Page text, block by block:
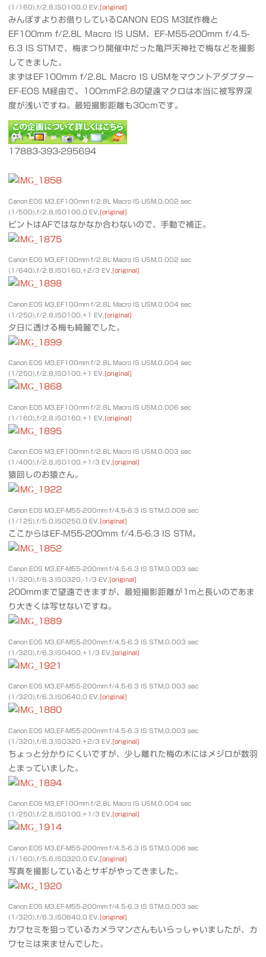
(1/160),f/2.8,ISO100,0 EV, [original]
みんぽすよりお借りしているCANON EOS M3試作機と
EF100mm f/2.8L Macro IS USM、EF-M55-200mm f/4.5-
6.3 IS STMで、梅まつり開催中だった亀戸天神社で梅などを撮影
してきました。
まずはEF100mm f/2.8L Macro IS USMをマウントアダプター
EF-EOS M経由で。100mmF2.8の望遠マクロは本当に被写界深
度が浅いですね。最短撮影距離も30cmです。
17883-393-295694
Canon EOS M3,EF100mm f/2.8L Macro IS USM,0.002 sec
(1/500),f/2.8,ISO100,0 EV, [original]
ピントはAFではなかなか合わないので、手動で補正。
Canon EOS M3,EF100mm f/2.8L Macro IS USM,0.002 sec
(1/640),f/2.8,ISO160,+2/3 EV, [original]
Canon EOS M3,EF100mm f/2.8L Macro IS USM,0.004 sec
(1/250),f/2.8,ISO100,+1 EV, [original]
夕日に透ける梅も綺麗でした。
Canon EOS M3,EF100mm f/2.8L Macro IS USM,0.004 sec
(1/250),f/2.8,ISO100,+1 EV, [original]
Canon EOS M3,EF100mm f/2.8L Macro IS USM,0.006 sec
(1/160),f/2.8,ISO160,+1 EV, [original]
Canon EOS M3,EF100mm f/2.8L Macro IS USM,0.003 sec
(1/400),f/2.8,ISO100,+1/3 EV, [original]
猿回しのお猿さん。
Canon EOS M3,EF-M55-200mm f/4.5-6.3 IS STM,0.008 sec
(1/125),f/5.0,ISO250,0 EV, [original]
ここからはEF-M55-200mm f/4.5-6.3 IS STM。
Canon EOS M3,EF-M55-200mm f/4.5-6.3 IS STM,0.003 sec
(1/320),f/6.3,ISO320,-1/3 EV, [original]
200mmまで望遠できますが、最短撮影距離が1mと長いのであま
り大きくは写せないですね。
Canon EOS M3,EF-M55-200mm f/4.5-6.3 IS STM,0.003 sec
(1/320),f/6.3,ISO400,+1/3 EV, [original]
Canon EOS M3,EF-M55-200mm f/4.5-6.3 IS STM,0.003 sec
(1/320),f/6.3,ISO640,0 EV, [original]
Canon EOS M3,EF-M55-200mm f/4.5-6.3 IS STM,0.003 sec
(1/320),f/6.3,ISO320,+2/3 EV, [original]
ちょっと分かりにくいですが、少し離れた梅の木にはメジロが数羽
とまっていました。
Canon EOS M3,EF100mm f/2.8L Macro IS USM,0.004 sec
(1/250),f/2.8,ISO100,+1/3 EV, [original]
Canon EOS M3,EF-M55-200mm f/4.5-6.3 IS STM,0.006 sec
(1/160),f/5.6,ISO320,0 EV, [original]
写真を撮影しているとサギがやってきました。
Canon EOS M3,EF-M55-200mm f/4.5-6.3 IS STM,0.003 sec
(1/320),f/6.3,ISO640,0 EV, [original]
カワセミを狙っているカメラマンさんもいらっしゃいましたが、カ
ワセミは来ませんでした。